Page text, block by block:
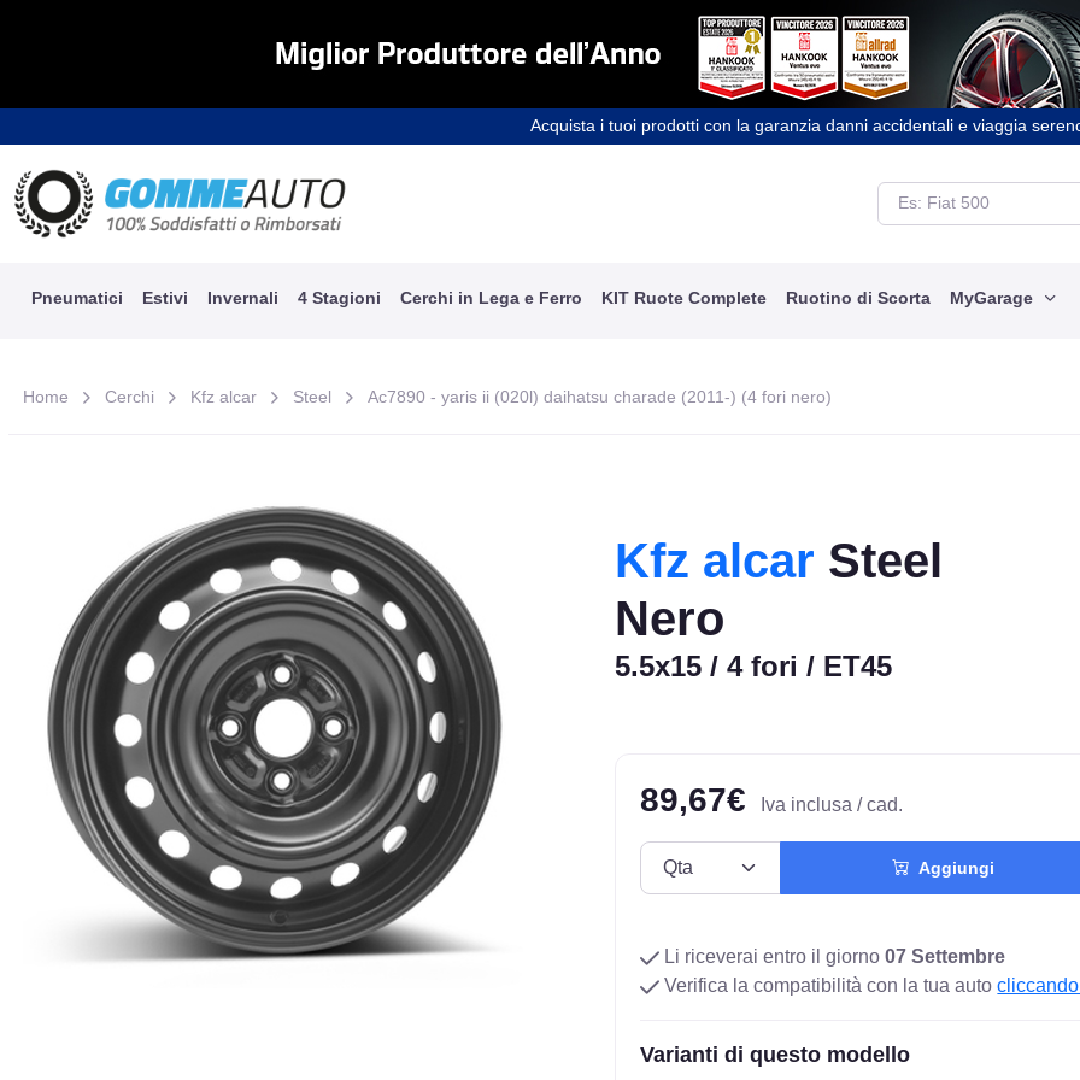
Acquista i tuoi prodotti con la garanzia danni accidentali e viaggia
Pneumatici Estivi Invernali 4 Stagioni Cerchi in Lega e Ferro KIT Ruote Complete Ruotino di Scorta MyGarage
Home Cerchi Kfz alcar Steel Ac7890 - yaris ii (020l) daihatsu charade (2011-) (4 fori nero)
Kfz alcar Steel
Nero
5.5x15 / 4 fori / ET45
89,67€ Iva inclusa / cad.
Aggiungi
Li riceverai entro il giorno07 Settembre
Verifica la compatibilità con la tua auto
Varianti di questo modello